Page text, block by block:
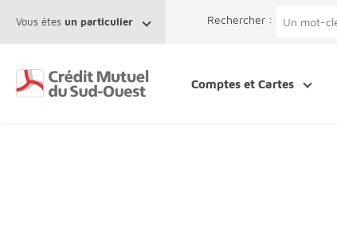
Vous êtes un particulier Rechercher :
Comptes et Cartes